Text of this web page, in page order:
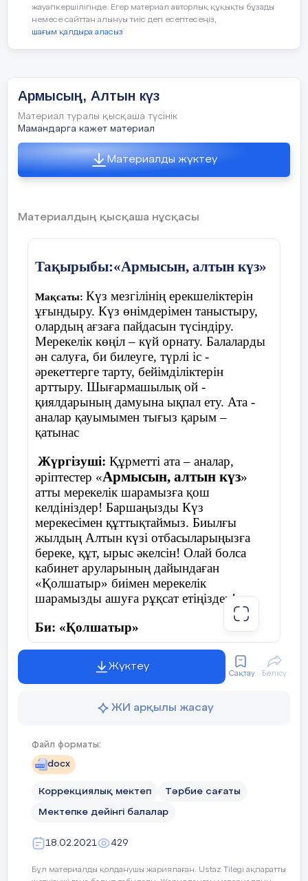
Ойын: «Тамшылар мен жапырақтар»
Жерде шашылып жатқан тамшылар мен
жапырақтарды жинау. Тамшыларды
«Кім жылдам?»
Үстелдің үстінде шашылып жатқан
жемістер мен көкөністерді ажыратады
қолшатырдың жанына тұрады. Музыка
ойналады балалар билеп жүреді, музыка
тоқтағанда балалар қолшатырдың жанына
тұра қалу керек, қай балаға қолшатыр
жетпей қалса , сол бала ойыннан шығып
отырады.
жауапкершілігінде. Егер материал авторлық құқықты бұзады
немесе сайттан алынуы тиіс деп есептесеңіз,
шағым қалдыра аласыз
Армысың, Алтын күз
Материал туралы қысқаша түсінік
Мамандарга кажет материал
Материалды жүктеу
Материалдың қысқаша нұсқасы
Тақырыбы:«Армысын, алтын күз»
Мақсаты: Күз мезгілінің ерекшеліктерін
ұғындыру. Күз өнімдерімен таныстыру,
олардың ағзаға пайдасын түсіндіру.
Мерекелік көңіл – күй орнату. Балаларды
ән салуға, би билеуге, түрлі іс -
әрекеттерге тарту, бейімділіктерін
арттыру. Шығармашылық ой -
қиялдарының дамуына ықпал ету. Ата -
аналар қауымымен тығыз қарым –
қатынас
Жүргізуші: Құрметті ата – аналар,
әріптестер «Армысын, алтын күз»
атты мерекелік шарамызға қош
келдініздер! Баршаңызды Күз
мерекесімен құттықтаймыз. Биылғы
жылдың Алтын күзі отбасыларыңызға
береке, құт, ырыс әкелсін! Олай болса
кабинет аруларының дайындаған
«Қолшатыр» биімен мерекелік
шарамызды ашуға рұқсат етіңіздер!
Би: «Қолшатыр»
Армасыздар, халайық,
Бармысыздар, халайық!
Күзгі тойды жұп жазбай,
Бірге қарсы алайық!
Дидактикалық ойын: «Дәміне қарай
ажырат.»
Жемістердің аттарын атап, қышқыл, тәтті,
Жүктеу
Сақтау Бөлісу
ЖИ арқылы жасау
Файл форматы:
docx
Коррекциялық мектеп Тәрбие сағаты
Мектепке дейінгі балалар
18.02.2021 429
Бұл материалды қолданушы жариялаған. Ustaz Tilegi ақпаратты